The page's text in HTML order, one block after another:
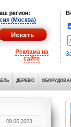
регион:
(Москва)
Реклама на
сайте
ДЕРЕВО
09.05.2023